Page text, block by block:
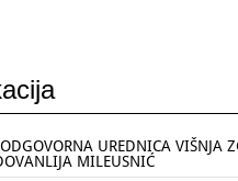
UREDNICA VIŠNJA
MILEUSNIĆ